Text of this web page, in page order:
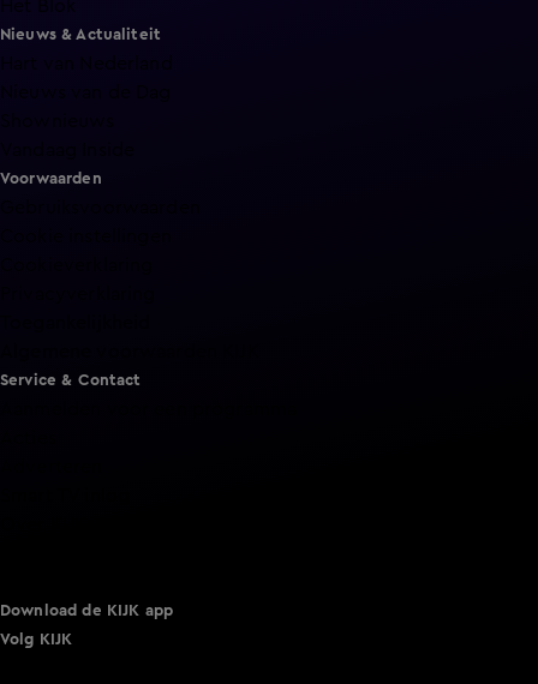
Nieuws & Actualiteit
Voorwaarden
Service & Contact
Download de KIJK app
Volg KIJK